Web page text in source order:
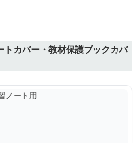
トカバー・教材保護ブックカバ